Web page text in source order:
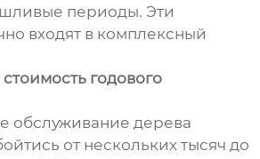
периоды. Эти
входят в комплексный
годового
обслуживание дерева
от нескольких тысяч до